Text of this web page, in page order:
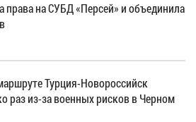
права на СУБД «Персей» и объединила
Турция-Новороссийск
раз из-за военных рисков в Черном